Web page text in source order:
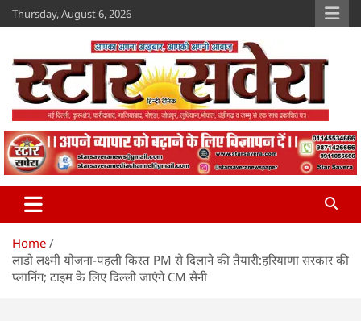
Skip
to
Thursday, August 6, 2026
Star Savera
www.starsavera.com
Home
लाडो लक्ष्मी योजना-पहली किस्त PM से दिलाने की तैयारी:हरियाणा सरकार की
प्लानिंग; टाइम के लिए दिल्ली जाएंगे CM सैनी